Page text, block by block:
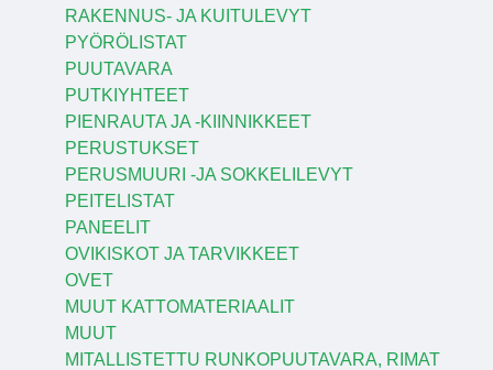
RAKENNUS- JA KUITULEVYT
PYÖRÖLISTAT
PUUTAVARA
PUTKIYHTEET
PIENRAUTA JA -KIINNIKKEET
PERUSTUKSET
PERUSMUURI -JA SOKKELILEVYT
PEITELISTAT
PANEELIT
OVIKISKOT JA TARVIKKEET
OVET
MUUT KATTOMATERIAALIT
MUUT
MITALLISTETTU RUNKOPUUTAVARA, RIMAT